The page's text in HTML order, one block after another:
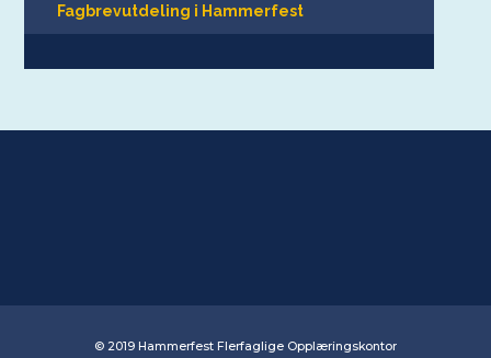
Fagbrevutdeling i Hammerfest
© 2019 Hammerfest Flerfaglige Opplæringskontor